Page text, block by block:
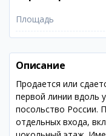
Площадь
Описание
Продается или
первой линии вдоль
посольство России.
отдельных входа,